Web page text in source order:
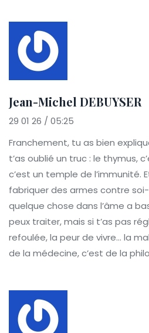
Jean-Michel DEBUYSER
29 01 26 / 05:25
Franchement, tu as bien
t’as oublié un truc : le thymus,
c’est un temple de l’immunité.
fabriquer des armes contre
quelque chose dans l’âme a
peux traiter, mais si t’as pas
refoulée, la peur de vivre… la
de la médecine, c’est de la